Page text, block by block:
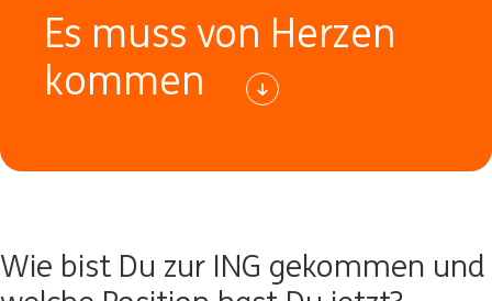
Es muss von Herzen
kommen
Wie bist Du zur ING gekommen und